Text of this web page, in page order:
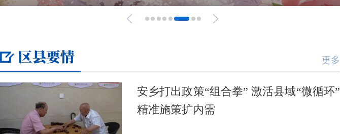
更多
安乡打出政策“组合拳” 激活县域“微循环”
精准施策扩内需